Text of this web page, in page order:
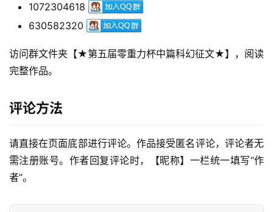
零
力
科
幻
征
1072304618
630582320
访问群文件夹【★第五届零重力杯中篇科幻征文★】，阅读
完整作品。
评论方法
请直接在页面底部进行评论。作品接受匿名评论，评论者无
需注册账号。作者回复评论时，【昵称】一栏统一填写“作
者”。